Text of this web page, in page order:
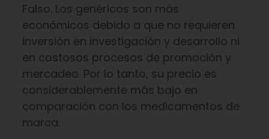
Falso. Los genéricos son más
económicos debido a que no requieren
inversión en investigación y desarrollo ni
en costosos procesos de promoción y
mercadeo. Por lo tanto, su precio es
considerablemente más bajo en
comparación con los medicamentos de
marca.